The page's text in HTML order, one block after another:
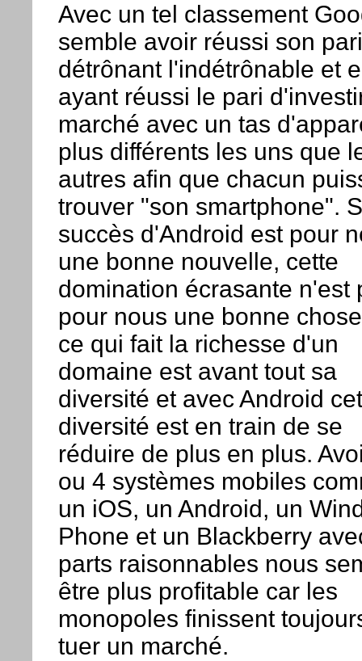
Avec un tel classement
semble avoir réussi son
détrônant l'indétrônable et
ayant réussi le pari
marché avec un tas
plus différents les uns que
autres afin que chacun
trouver "son smartphone".
succès d'Android est pour
une bonne nouvelle, cette
domination écrasante n'est
pour nous une bonne
ce qui fait la richesse d'un
domaine est avant tout sa
diversité et avec Android
diversité est en train de se
réduire de plus en plus.
ou 4 systèmes mobiles
un iOS, un Android, un
Phone et un Blackberry
parts raisonnables nous
être plus profitable car les
monopoles finissent
tuer un marché.